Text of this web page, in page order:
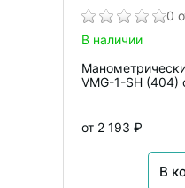
0
В наличии
VMG-1-SH (404)
от 2 193 ₽
В